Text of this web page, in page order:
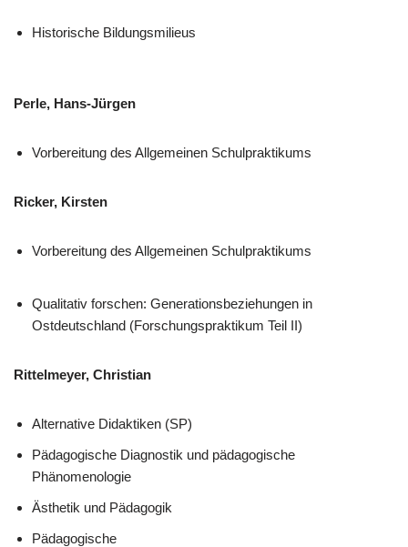
Historische Bildungsmilieus
Perle, Hans-Jürgen
Vorbereitung des Allgemeinen Schulpraktikums
Ricker, Kirsten
Vorbereitung des Allgemeinen Schulpraktikums
Qualitativ forschen: Generationsbeziehungen in
Ostdeutschland (Forschungspraktikum Teil II)
Rittelmeyer, Christian
Alternative Didaktiken (SP)
Pädagogische Diagnostik und pädagogische
Phänomenologie
Ästhetik und Pädagogik
Pädagogische